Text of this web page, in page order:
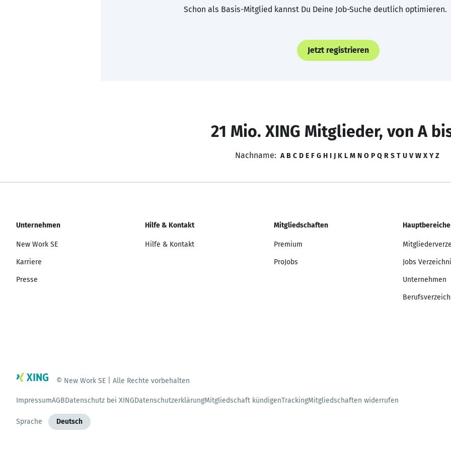
Schon als Basis-Mitglied kannst Du Deine Job-Suche deutlich optimieren.
Jetzt registrieren
21 Mio. XING Mitglieder, von A
Nachname: A B C D E F G H I J K L M N O P Q R S T U V W X Y Z
Unternehmen
New Work SE
Karriere
Presse
Hilfe & Kontakt
Hilfe & Kontakt
Mitgliedschaften
Premium
ProJobs
Hauptbereiche
Jobs
Unternehmen
© New Work SE | Alle Rechte vorbehalten
ImpressumAGBDatenschutz bei XINGDatenschutzerklärungMitgliedschaft kündigenTrackingMitgliedschaften widerrufen
Sprache Deutsch